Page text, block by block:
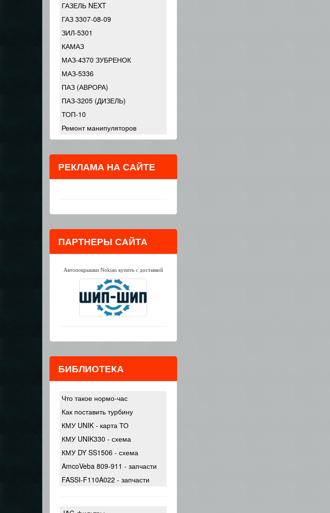
ГАЗЕЛЬ NEXT
ГАЗ 3307-08-09
ЗИЛ-5301
КАМАЗ
МАЗ-4370 ЗУБРЕНОК
МАЗ-5336
ПАЗ (АВРОРА)
ПАЗ-3205 (ДИЗЕЛЬ)
ТОП-10
Ремонт манипуляторов
РЕКЛАМА НА САЙТЕ
ПАРТНЕРЫ САЙТА
Автопокрышки Nokian купить с доставкой
БИБЛИОТЕКА
Что такое нормо-час
Как поставить турбину
КМУ UNIK - карта ТО
КМУ UNIK330 - схема
КМУ DY SS1506 - схема
AmcoVeba 809-911 - запчасти
FASSI-F110A022 - запчасти